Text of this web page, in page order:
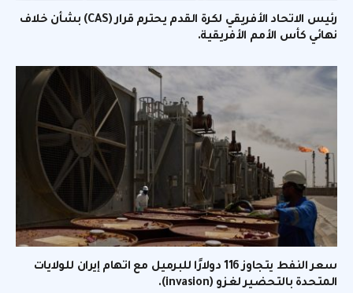
رئيس الاتحاد الأفريقي لكرة القدم يحترم قرار (CAS) بشأن خلاف
نهائي كأس الأمم الأفريقية.
سعر النفط يتجاوز 116 دولارًا للبرميل مع اتهام إيران للولايات
المتحدة بالتحضير لغزو (invasion).